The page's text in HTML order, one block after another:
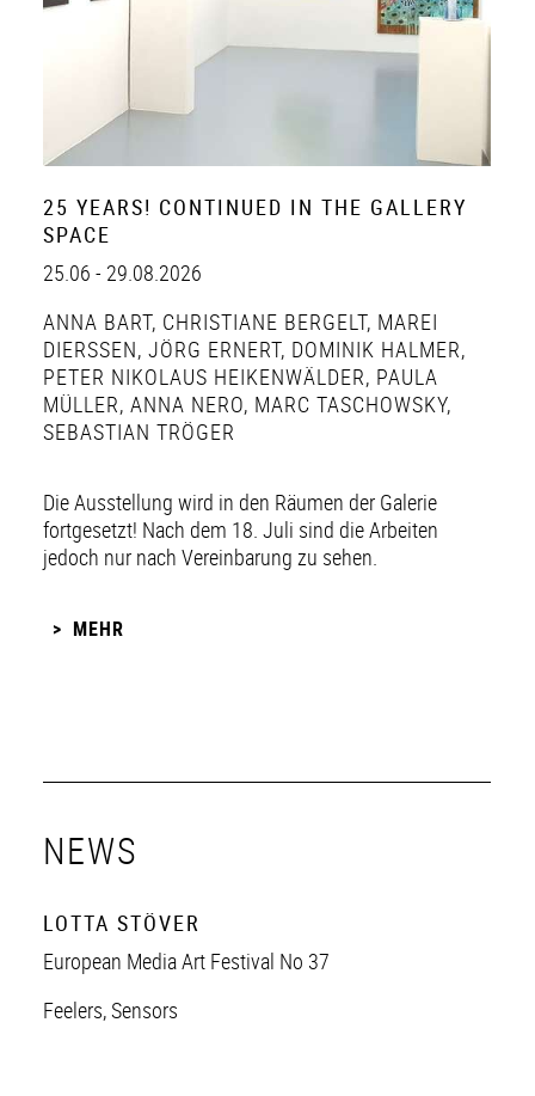
25 YEARS! CONTINUED IN THE GALLERY
SPACE
25.06 - 29.08.2026
ANNA BART, CHRISTIANE BERGELT, MAREI
DIERSSEN , JÖRG ERNERT, DOMINIK HALMER,
PETER NIKOLAUS HEIKENWÄLDER, PAULA
MÜLLER, ANNA NERO, MARC TASCHOWSKY,
SEBASTIAN TRÖGER
Die Ausstellung wird in den Räumen der Galerie
fortgesetzt! Nach dem 18. Juli sind die Arbeiten
jedoch nur nach Vereinbarung zu sehen.
MEHR
NEWS
LOTTA STÖVER
European Media Art Festival No 37
Feelers, Sensors